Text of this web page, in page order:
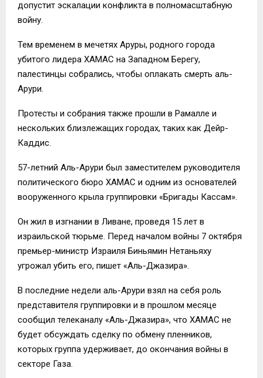
допустит эскалации конфликта в полномасштабную
войну.
Тем временем в мечетях Аруры, родного города
убитого лидера ХАМАС на Западном Берегу,
палестинцы собрались, чтобы оплакать смерть аль-
Арури.
Протесты и собрания также прошли в Рамалле и
нескольких близлежащих городах, таких как Дейр-
Каддис.
57-летний Аль-Арури был заместителем руководителя
политического бюро ХАМАС и одним из основателей
вооруженного крыла группировки «Бригады Кассам».
Он жил в изгнании в Ливане, проведя 15 лет в
израильской тюрьме. Перед началом войны 7 октября
премьер-министр Израиля Биньямин Нетаньяху
угрожал убить его, пишет «Аль-Джазира».
В последние недели аль-Арури взял на себя роль
представителя группировки и в прошлом месяце
сообщил телеканалу «Аль-Джазира», что ХАМАС не
будет обсуждать сделку по обмену пленников,
которых группа удерживает, до окончания войны в
секторе Газа.